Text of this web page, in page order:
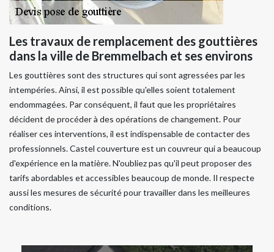
Les travaux de remplacement des gouttières
dans la ville de Bremmelbach et ses environs
Les gouttières sont des structures qui sont agressées par les
intempéries. Ainsi, il est possible qu'elles soient totalement
endommagées. Par conséquent, il faut que les propriétaires
décident de procéder à des opérations de changement. Pour
réaliser ces interventions, il est indispensable de contacter des
professionnels. Castel couverture est un couvreur qui a beaucoup
d'expérience en la matière. N'oubliez pas qu'il peut proposer des
tarifs abordables et accessibles beaucoup de monde. Il respecte
aussi les mesures de sécurité pour travailler dans les meilleures
conditions.